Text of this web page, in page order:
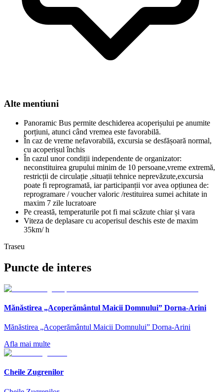
Alte mentiuni
Panoramic Bus permite deschiderea acoperișului pe anumite
porțiuni, atunci când vremea este favorabilă.
În caz de vreme nefavorabilă, excursia se desfășoară normal,
cu acoperișul închis
În cazul unor condiții independente de organizator:
neconstituirea grupului minim de 10 persoane,vreme extremă,
restricții de circulație ,situații tehnice neprevăzute,excursia
poate fi reprogramată, iar participanții vor avea opțiunea de:
reprogramare / voucher valoric /restituirea sumei achitate in
maxim 7 zile lucratoare
Pe creastă, temperaturile pot fi mai scăzute chiar și vara
Viteza de deplasare cu acoperisul deschis este de maxim
35km/ h
Traseu
Puncte de interes
Mănăstirea „Acoperământul Maicii Domnului” Dorna-Arini
Mănăstirea „Acoperământul Maicii Domnului” Dorna-Arini
Afla mai multe
Cheile Zugrenilor